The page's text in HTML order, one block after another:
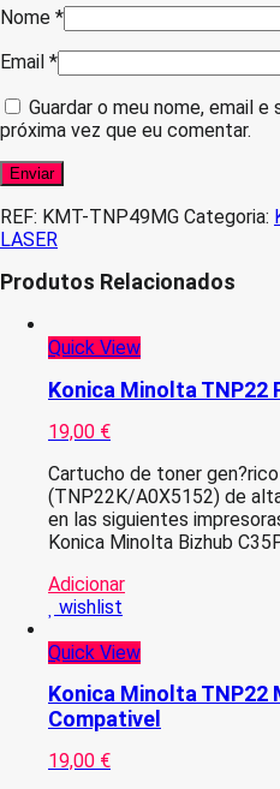
Nome *
Email *
Guardar o meu nome, email
próxima vez que eu comentar.
REF: KMT-TNP49MG Categoria:
LASER
Produtos Relacionados
Quick View
Konica Minolta TNP22
19,00 €
Cartucho de toner
(TNP22K/A0X5152) de
en las siguientes
Konica Minolta Bizhub
Adicionar
wishlist
Quick View
Konica Minolta TNP22
Compativel
19,00 €